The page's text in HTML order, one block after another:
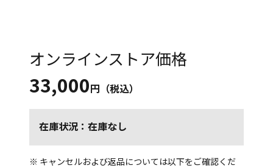
オンラインストア価格
33,000円（税込）
在庫状況：在庫なし
※ キャンセルおよび返品については以下をご確認くだ